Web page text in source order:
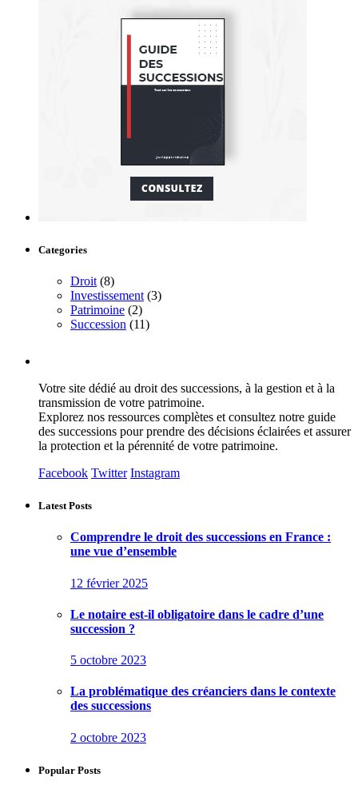
Categories
Droit (8)
Investissement (3)
Patrimoine (2)
Succession (11)
Votre site dédié au droit des successions, à la gestion et à la
transmission de votre patrimoine.
Explorez nos ressources complètes et consultez notre guide
des successions pour prendre des décisions éclairées et assurer
la protection et la pérennité de votre patrimoine.
Facebook Twitter Instagram
Latest Posts
Comprendre le droit des successions en France :
une vue d’ensemble
12 février 2025
Le notaire est-il obligatoire dans le cadre d’une
succession ?
5 octobre 2023
La problématique des créanciers dans le contexte
des successions
2 octobre 2023
Popular Posts